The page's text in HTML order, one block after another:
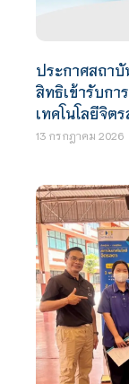
ประกาศสถาบั
สิทธิเข้ารับกา
เทคโนโลยีจิต
13 กรกฎาคม 2026